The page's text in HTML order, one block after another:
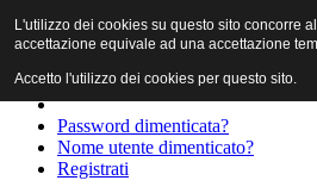
User
Password
Password dimenticata?
Nome utente dimenticato?
Registrati
L'utilizzo dei cookies su questo sito concorre
accettazione equivale ad una accettazione
Accetto l'utilizzo dei cookies per questo sito.